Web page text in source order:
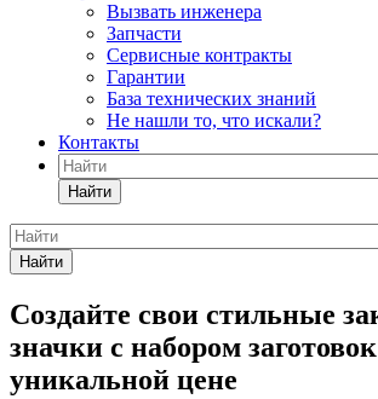
Вызвать инженера
Запчасти
Сервисные контракты
Гарантии
База технических знаний
Не нашли то, что искали?
Контакты
Найти
Найти
Создайте свои стильные
значки с набором
уникальной цене